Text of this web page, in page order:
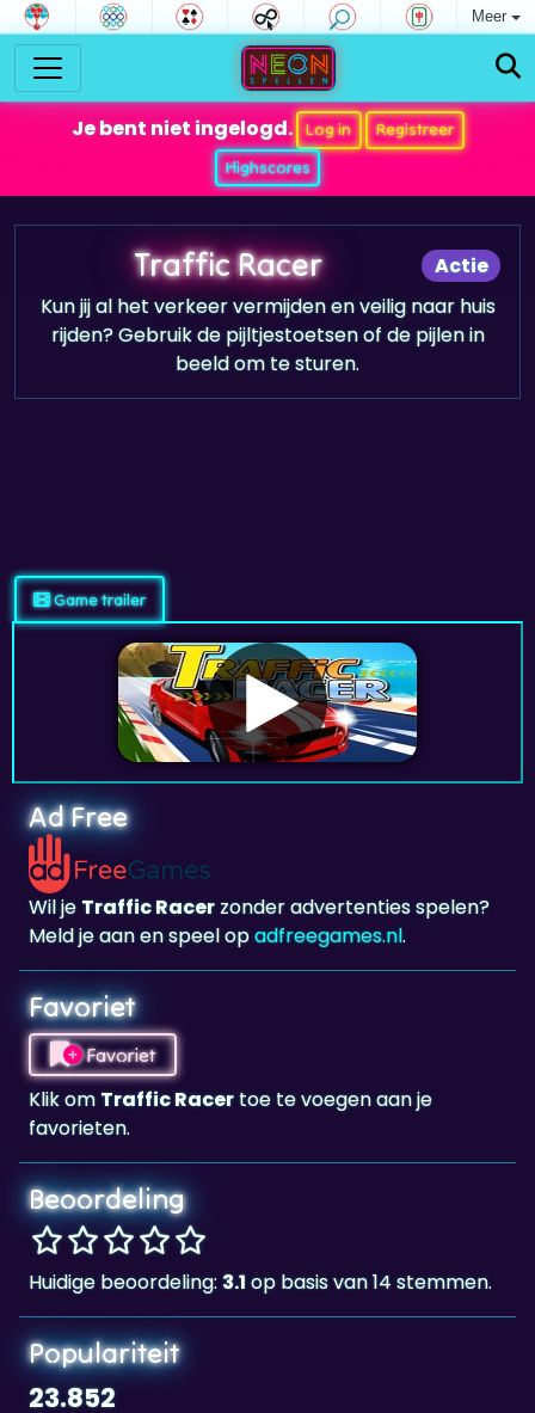
Meer
Je bent niet ingelogd. Log in
Registreer
Highscores
Actie
Traffic Racer
Kun jij al het verkeer vermijden en veilig naar huis
rijden? Gebruik de pijltjestoetsen of de pijlen in
beeld om te sturen.
Ad Free
Wil je Traffic Racer
Meld je aan en speel op
Favoriet
Favoriet
Klik omTraffic Racer
favorieten.
Beoordeling
Huidige beoordeling:
Populariteit
23.852
Traffic Raceris 23.852 keer gespeeld.